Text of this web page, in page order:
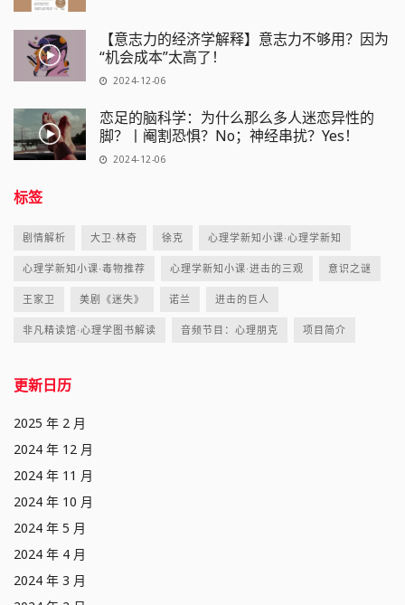
【意志力的经济学解释】意志力不够用？因为
“机会成本”太高了！
2024-12-06
恋足的脑科学：为什么那么多人迷恋异性的
脚？丨阉割恐惧？No；神经串扰？Yes！
2024-12-06
标签
剧情解析 大卫·林奇 徐克 心理学新知小课·心理学新知
心理学新知小课·毒物推荐 心理学新知小课·进击的三观 意识之谜
王家卫 美剧《迷失》 诺兰 进击的巨人
非凡精读馆·心理学图书解读 音频节目：心理朋克 项目简介
更新日历
2025 年 2 月
2024 年 12 月
2024 年 11 月
2024 年 10 月
2024 年 5 月
2024 年 4 月
2024 年 3 月